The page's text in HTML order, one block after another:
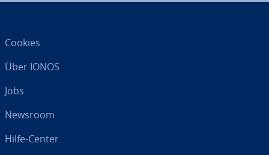
Cookies
Über IONOS
Jobs
Newsroom
Hilfe-Center